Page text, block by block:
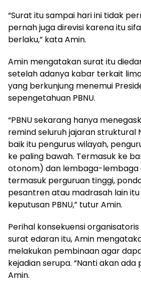
“Surat itu sampai hari ini tidak
pernah juga direvisi karena itu
berlaku,” kata Amin.
Amin mengatakan surat itu
setelah adanya kabar terkait
yang berkunjung menemui
sepengetahuan PBNU.
“PBNU sekarang hanya
remind seluruh jajaran struktural
baik itu pengurus wilayah,
ke paling bawah. Termasuk ke
otonom) dan lembaga-lembaga
termasuk perguruan tinggi,
pesantren atau madrasah lain
keputusan PBNU,” tutur Amin.
Perihal konsekuensi
surat edaran itu, Amin
melakukan pembinaan agar
kejadian serupa. “Nanti akan
Amin.